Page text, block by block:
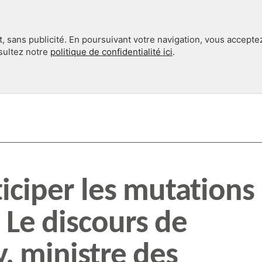
sans publicité. En poursuivant votre navigation, vous
notre politique de confidentialité ici.
les mutations
discours de